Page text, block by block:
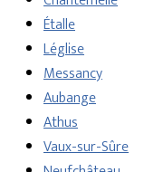
Étalle
Léglise
Messancy
Aubange
Athus
Vaux-sur-Sûre